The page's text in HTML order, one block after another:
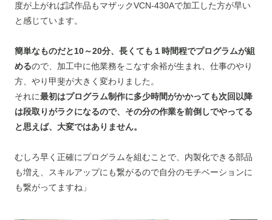
度が上がれば試作品もマザックVCN-430Aで加工した方が早い
と感じています。
簡単なものだと10～20分、長くても１時間程でプログラムが組
めるので、加工中に他業務をこなす余裕が生まれ、仕事のやり
方、やり甲斐が大きく変わりました。
それに最初はプログラム制作に多少時間がかかっても次回以降
は段取りがラクになるので、その分の作業を前倒しでやってる
と思えば、大変ではありません。
むしろ早く正確にプログラムを組むことで、内製化できる部品
も増え、スキルアップにも繋がるので自分のモチベーションに
も繋がってますね」